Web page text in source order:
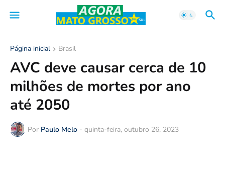
Página inicial Brasil
AVC deve causar cerca de 10
milhões de mortes por ano
até 2050
Por Paulo Melo - quinta-feira, outubro 26, 2023